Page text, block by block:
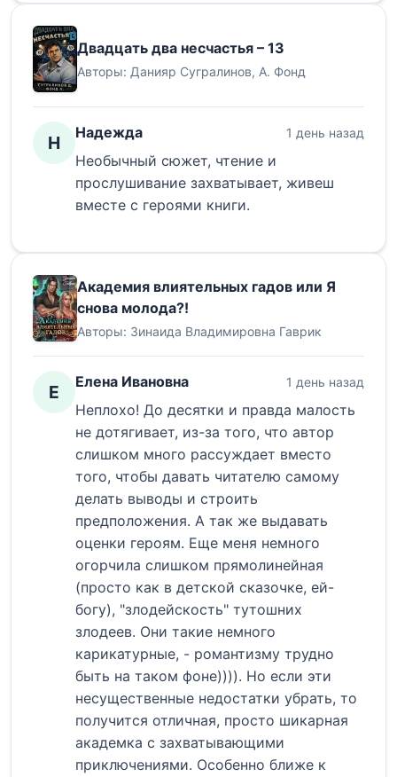
Двадцать два несчастья – 13
Авторы: Данияр Сугралинов, А. Фонд
Н Надежда 1 день назад
Необычный сюжет, чтение и
прослушивание захватывает, живеш
вместе с героями книги.
Академия влиятельных гадов или Я
снова молода?!
Авторы: Зинаида Владимировна Гаврик
Е Елена Ивановна 1 день назад
Неплохо! До десятки и правда малость
не дотягивает, из-за того, что автор
слишком много рассуждает вместо
того, чтобы давать читателю самому
делать выводы и строить
предположения. А так же выдавать
оценки героям. Еще меня немного
огорчила слишком прямолинейная
(просто как в детской сказочке, ей-
богу), "злодейскость" тутошних
злодеев. Они такие немного
карикатурные, - романтизму трудно
быть на таком фоне)))). Но если эти
несущественные недостатки убрать, то
получится отличная, просто шикарная
академка с захватывающими
приключениями. Особенно ближе к